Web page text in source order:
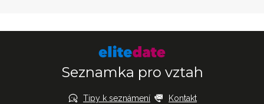
Seznamka pro vztah
Tipy k seznámení Kontakt